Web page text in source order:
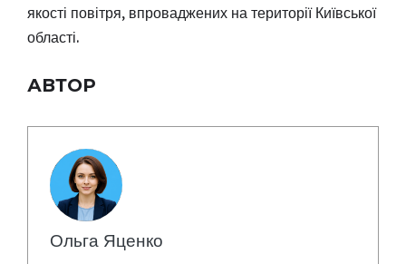
якості повітря, впроваджених на території Київської
області.
АВТОР
Ольга Яценко